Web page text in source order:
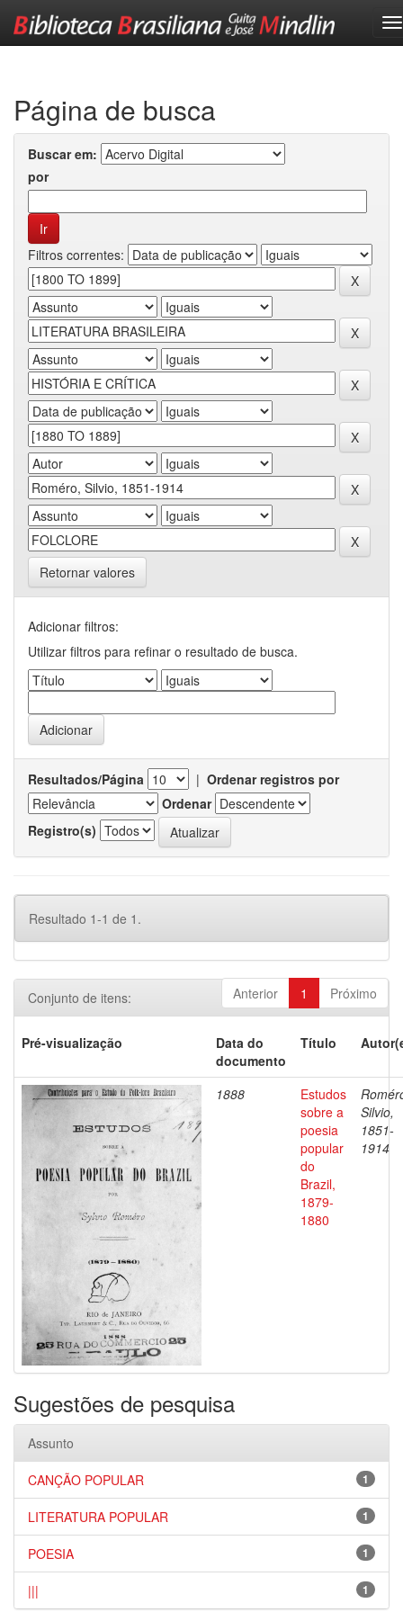
Página de busca
Buscar em:
por
Filtros correntes:
Retornar valores
Adicionar filtros:
Utilizar filtros para refinar o resultado de busca.
Resultados/Página | Ordenar registros por
Ordenar
Registro(s)
Resultado 1-1 de 1.
Anterior 1 Próximo
Conjunto de itens:
Pré-visualização
Data do
documento
Título
1888
Estudos
sobre a
poesia
popular
do
Brazil,
1879-
1880
Silvio,
1851-
1914
Sugestões de pesquisa
Assunto
1
CANÇÃO POPULAR
1
LITERATURA POPULAR
1
POESIA
1
|||